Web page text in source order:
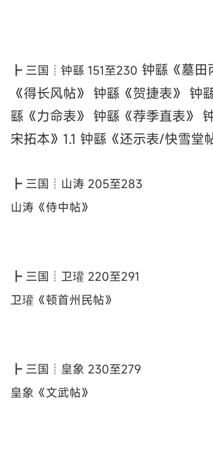
┣ 三国┊钟繇 151至230 钟繇《墓田
《得长风帖》 钟繇《贺捷表》 钟
繇《力命表》 钟繇《荐季直表》
宋拓本》1.1 钟繇《还示表/快雪堂
┣ 三国┊山涛 205至283
山涛《侍中帖》
┣ 三国┊卫瓘 220至291
卫瓘《顿首州民帖》
┣ 三国┊皇象 230至279
皇象《文武帖》